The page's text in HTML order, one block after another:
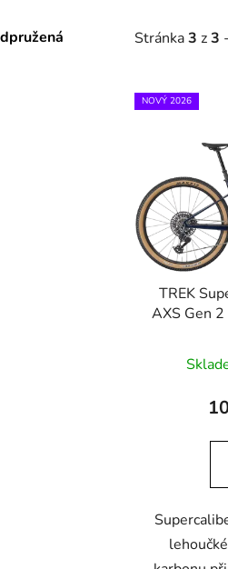
Stránka3 z3 -
V
ý
p
r
o
NOVÝ 2026
TREK
AXS Gen